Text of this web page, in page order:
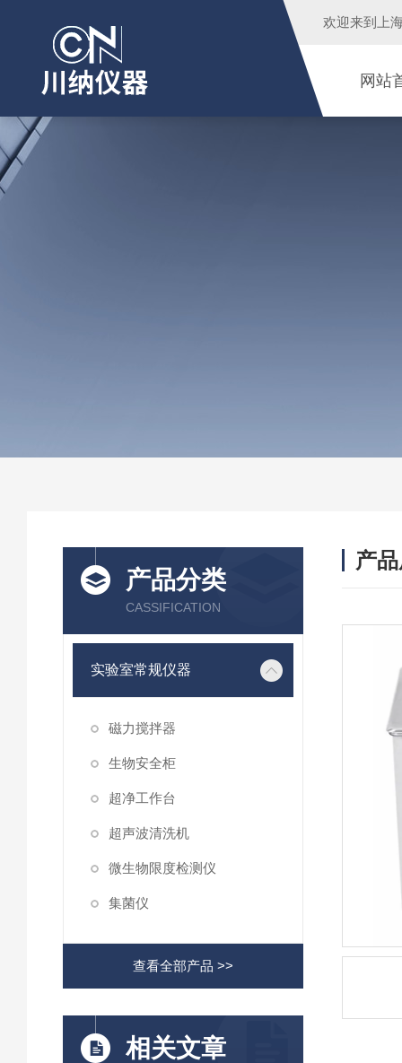
欢迎来到 上
网站
产品分类
CASSIFICATION
实验室常规仪器
磁力搅拌器
生物安全柜
超净工作台
超声波清洗机
微生物限度检测仪
集菌仪
查看全部产品 >>
相关文章
产